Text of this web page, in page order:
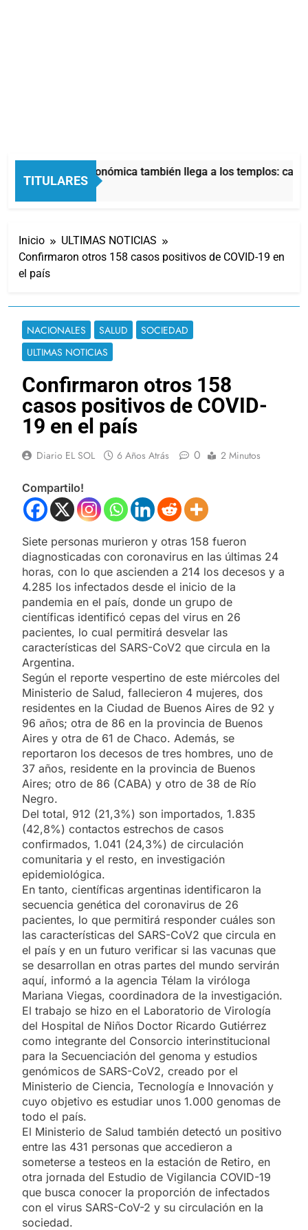
TITULARES
La crisis económica también llega a los templos: casi
12 Horas Atrás
Inicio
ULTIMAS NOTICIAS
Confirmaron otros 158 casos positivos de COVID-19 en
el país
NACIONALES SALUD
SOCIEDAD
ULTIMAS NOTICIAS
Confirmaron otros 158
casos positivos de COVID-
19 en el país
Diario EL SOL 6 Años Atrás 0 2 Minutos
Compartilo!
Siete personas murieron y otras 158 fueron
diagnosticadas con coronavirus en las últimas 24
horas, con lo que ascienden a 214 los decesos y a
4.285 los infectados desde el inicio de la
pandemia en el país, donde un grupo de
científicas identificó cepas del virus en 26
pacientes, lo cual permitirá desvelar las
características del SARS-CoV2 que circula en la
Argentina.
Según el reporte vespertino de este miércoles del
Ministerio de Salud, fallecieron 4 mujeres, dos
residentes en la Ciudad de Buenos Aires de 92 y
96 años; otra de 86 en la provincia de Buenos
Aires y otra de 61 de Chaco. Además, se
reportaron los decesos de tres hombres, uno de
37 años, residente en la provincia de Buenos
Aires; otro de 86 (CABA) y otro de 38 de Río
Negro.
Del total, 912 (21,3%) son importados, 1.835
(42,8%) contactos estrechos de casos
confirmados, 1.041 (24,3%) de circulación
comunitaria y el resto, en investigación
epidemiológica.
En tanto, científicas argentinas identificaron la
secuencia genética del coronavirus de 26
pacientes, lo que permitirá responder cuáles son
las características del SARS-CoV2 que circula en
el país y en un futuro verificar si las vacunas que
se desarrollan en otras partes del mundo servirán
aquí, informó a la agencia Télam la viróloga
Mariana Viegas, coordinadora de la investigación.
El trabajo se hizo en el Laboratorio de Virología
del Hospital de Niños Doctor Ricardo Gutiérrez
como integrante del Consorcio interinstitucional
para la Secuenciación del genoma y estudios
genómicos de SARS-CoV2, creado por el
Ministerio de Ciencia, Tecnología e Innovación y
cuyo objetivo es estudiar unos 1.000 genomas de
todo el país.
El Ministerio de Salud también detectó un positivo
entre las 431 personas que accedieron a
someterse a testeos en la estación de Retiro, en
otra jornada del Estudio de Vigilancia COVID-19
que busca conocer la proporción de infectados
con el virus SARS-CoV-2 y su circulación en la
sociedad.